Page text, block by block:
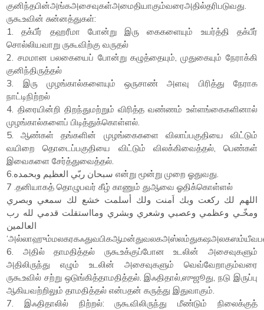
குனிந்தபின்அங்கஅசைவுகள்அமைதியாகும்வரைஅதில்தரிபடுவது.
ருகூஉவின் சுன்னத்துகள்:
1. தக்பீர் தஹரீமா போன்று இரு கைகளையும் உயர்த்தி தக்பீர்
சொல்லியவாறு ருகூவிற்கு வருதல்
2. சமமான பலகையைப் போன்று கழுத்தையும், முதுகையும் நேராக்கி
குனிந்திருத்தல்
3. இரு முழங்கால்களையும் ஒருசாண் அளவு பிரித்து நேராக
நாட்டிநிற்றல்
4. திரையின்றி திறந்துமற்றும் விரித்த வண்ணம் உள்ளங்கைகளினால்
முழங்கால்களைப் பிடித்துக்கொள்ளல்.
5. ஆண்கள் தங்களின் முழங்கைகளை விலாப்பகுதியை விட்டும்
வயிறை தொடைப்பகுதியை விட்டும் விலக்கிவைத்தல், பெண்கள்
இவைகளை சேர்த்துவைத்தல்.
6.سبحان ربّي العظيم وبحمده என்று மூன்று முறை ஓதுவது.
7 .தனியாகத் தொழுபவர் கீழ் காணும் துஆவை ஓதிக்கொள்ளல்
اللهم لك ركعت وبك اَمنت ولك أسلمت خشع لك سمعي وبصري
ومخّـي وعظمي وعصبي وشعري وبشري ومااستقلت قدمي لله رب
6. அதில் தாமதித்தல் ருகூஉக்குப்போன உடலின் அசைவுகளும்
அதிலிருந்து எழும் உடலின் அசைவுகளும் வெவ்வேறாகும்வரை
ருகூஉவில் சற்று ஒடுங்கித்தாமதித்தல். இஃதிதால்,ஸுஜூது, நடு இருப்பு
ஆகியவற்றிலும் தாமதித்தல் என்பதன் கருத்து இதுவாகும்.
7. இஃதிதாலில் நிற்றல்: ருகூவிலிருந்து மீண்டும் நிலைக்குத்